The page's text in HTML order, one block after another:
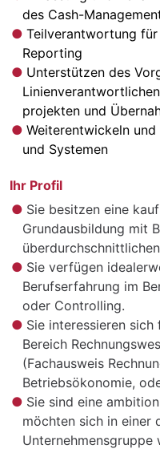
des Cash-
Teilverantwortung
Reporting
Unterstützen des
projekten und
Weiterentwickeln
und Systemen
Ihr Profil
Sie besitzen eine
Grundausbildung mit
Sie verfügen
Berufserfahrung im
oder Controlling.
Sie interessieren
Bereich
(Fachausweis
Betriebsökonomie,
Sie sind eine
möchten sich in einer
Unternehmensgruppe